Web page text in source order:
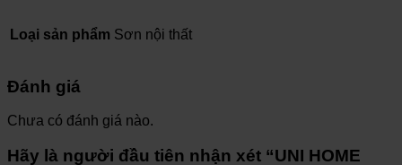
Loại sản phẩm Sơn nội thất
Đánh giá
Chưa có đánh giá nào.
Hãy là người đầu tiên nhận xét “UNI HOME